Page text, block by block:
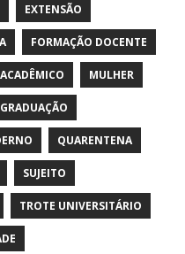
EXTENSÃO
FORMAÇÃO DOCENTE
MULHER
QUARENTENA
SUJEITO
TROTE UNIVERSITÁRIO